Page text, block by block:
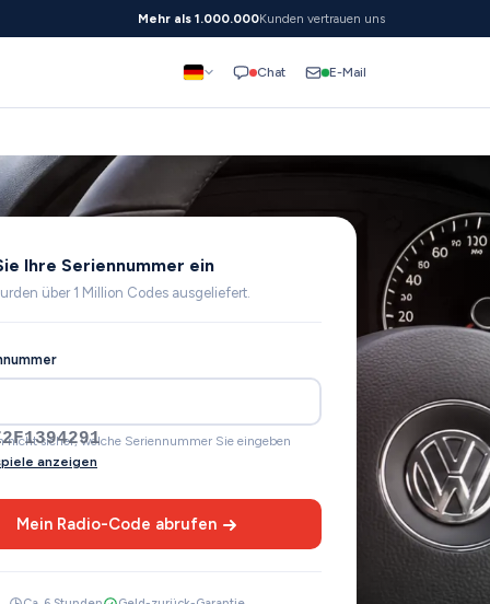
Mehr als 1.000.000Kunden vertrauen uns
Chat E-Mail
Ihre Seriennummer ein
über 1 Million Codes ausgeliefert.
nicht sicher, welche Seriennummer Sie eingeben
anzeigen
Mein Radio-Code abrufen